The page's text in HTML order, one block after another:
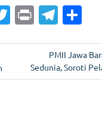
T
w
itt
er
Pr
in
t
T
el
e
gr
ar
e
PMII Jawa
Sedunia, Soroti